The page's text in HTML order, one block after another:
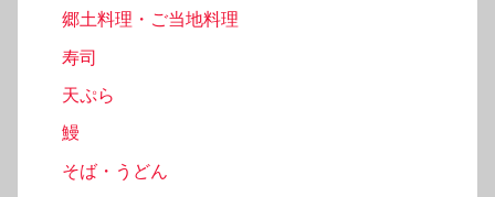
郷土料理・ご当地料理
寿司
天ぷら
鰻
そば・うどん